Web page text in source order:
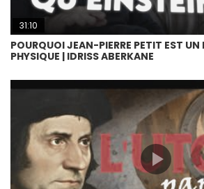
31:10
POURQUOI JEAN-PIERRE PETIT EST UN
PHYSIQUE | IDRISS ABERKANE